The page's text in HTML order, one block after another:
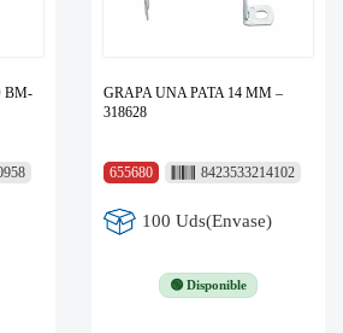
BM-
GRAPA UNA PATA 14 MM –
318628
655680 8423533214102
100 Uds(Envase)
🟢 Disponible